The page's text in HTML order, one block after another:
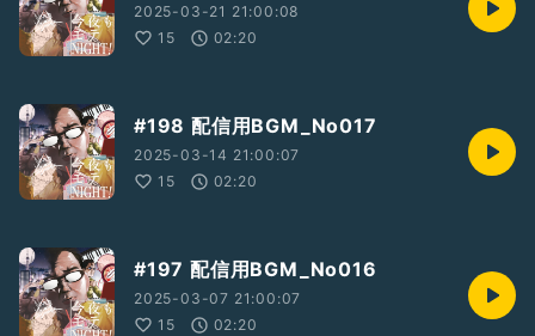
2025-03-21 21:00:08
15
02:20
#198 配信用BGM_No017
2025-03-14 21:00:07
15
02:20
#197 配信用BGM_No016
2025-03-07 21:00:07
15
02:20